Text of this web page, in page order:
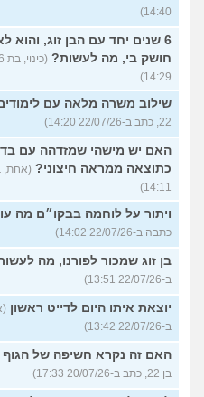
14:40)
6 שנים יחד עם הבן זוג, והוא
חושק בי, מה לעשות?
14:29)
שילוב משרה מלאה עם
22, כתב ב-22/07/26 14:20)
האם יש מישהי שמזדהה עם
כתוצאה ממראה חיצוני?
14:11)
ויתור על לוחמה בבקו״ם מה
כתבה ב-22/07/26 14:02)
בן זוג שמכור לפורנו, מה
ב-22/07/26 13:51)
יוצאת איתו היום לדייט ראשון
ב-22/07/26 13:42)
האם זה נקרא חשיפה של הגוף
בן 22, כתב ב-20/07/26 17:33)